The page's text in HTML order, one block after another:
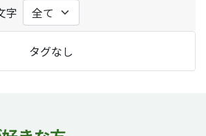
字
タグなし